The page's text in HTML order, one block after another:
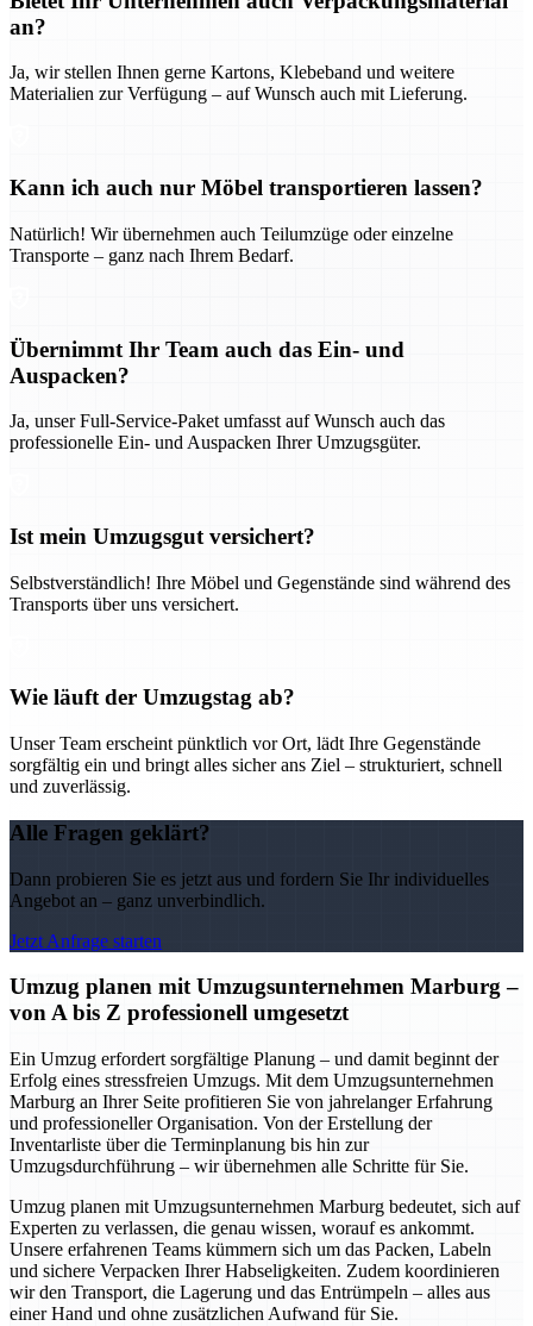
an?
Ja, wir stellen Ihnen gerne Kartons, Klebeband und weitere
Materialien zur Verfügung – auf Wunsch auch mit Lieferung.
Kann ich auch nur Möbel transportieren lassen?
Natürlich! Wir übernehmen auch Teilumzüge oder einzelne
Transporte – ganz nach Ihrem Bedarf.
Übernimmt Ihr Team auch das Ein- und
Auspacken?
Ja, unser Full-Service-Paket umfasst auf Wunsch auch das
professionelle Ein- und Auspacken Ihrer Umzugsgüter.
Ist mein Umzugsgut versichert?
Selbstverständlich! Ihre Möbel und Gegenstände sind während des
Transports über uns versichert.
Wie läuft der Umzugstag ab?
Unser Team erscheint pünktlich vor Ort, lädt Ihre Gegenstände
sorgfältig ein und bringt alles sicher ans Ziel – strukturiert, schnell
und zuverlässig.
Alle Fragen geklärt?
Dann probieren Sie es jetzt aus und fordern Sie Ihr individuelles
Angebot an – ganz unverbindlich.
Jetzt Anfrage starten
Umzug planen mit Umzugsunternehmen Marburg –
von A bis Z professionell umgesetzt
Ein Umzug erfordert sorgfältige Planung – und damit beginnt der
Erfolg eines stressfreien Umzugs. Mit dem Umzugsunternehmen
Marburg an Ihrer Seite profitieren Sie von jahrelanger Erfahrung
und professioneller Organisation. Von der Erstellung der
Inventarliste über die Terminplanung bis hin zur
Umzugsdurchführung – wir übernehmen alle Schritte für Sie.
Umzug planen mit Umzugsunternehmen Marburg bedeutet, sich auf
Experten zu verlassen, die genau wissen, worauf es ankommt.
Unsere erfahrenen Teams kümmern sich um das Packen, Labeln
und sichere Verpacken Ihrer Habseligkeiten. Zudem koordinieren
wir den Transport, die Lagerung und das Entrümpeln – alles aus
einer Hand und ohne zusätzlichen Aufwand für Sie.